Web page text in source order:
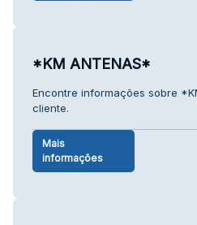
*KM ANTENAS*
Encontre informações sobre
cliente.
Mais
informações